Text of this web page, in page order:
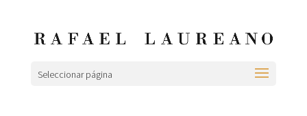
Seleccionar página